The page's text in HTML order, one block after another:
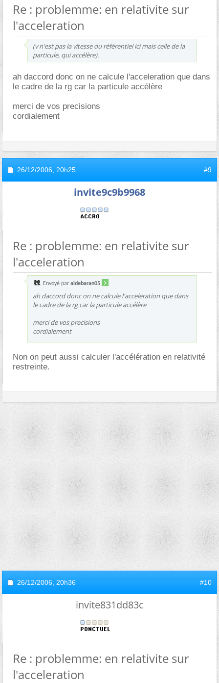
Re : problemme: en relativite sur
l'acceleration
(v n'est pas la vitesse du référentiel ici mais celle de la
particule, qui accélère).
ah daccord donc on ne calcule l'acceleration que dans
le cadre de la rg car la particule accélère
merci de vos precisions
cordialement
26/12/2006, 20h25 #9
invite9c9b9968
Re : problemme: en relativite sur
l'acceleration
Envoyé par aldebaran05
ah daccord donc on ne calcule l'acceleration que dans
le cadre de la rg car la particule accélère
merci de vos precisions
cordialement
Non on peut aussi calculer l'accélération en relativité
restreinte.
26/12/2006, 20h36 #10
invite831dd83c
Re : problemme: en relativite sur
l'acceleration